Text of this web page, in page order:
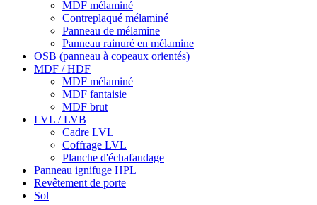
MDF mélaminé
Contreplaqué mélaminé
Panneau de mélamine
Panneau rainuré en mélamine
OSB (panneau à copeaux orientés)
MDF / HDF
MDF mélaminé
MDF fantaisie
MDF brut
LVL / LVB
Cadre LVL
Coffrage LVL
Planche d'échafaudage
Panneau ignifuge HPL
Revêtement de porte
Sol